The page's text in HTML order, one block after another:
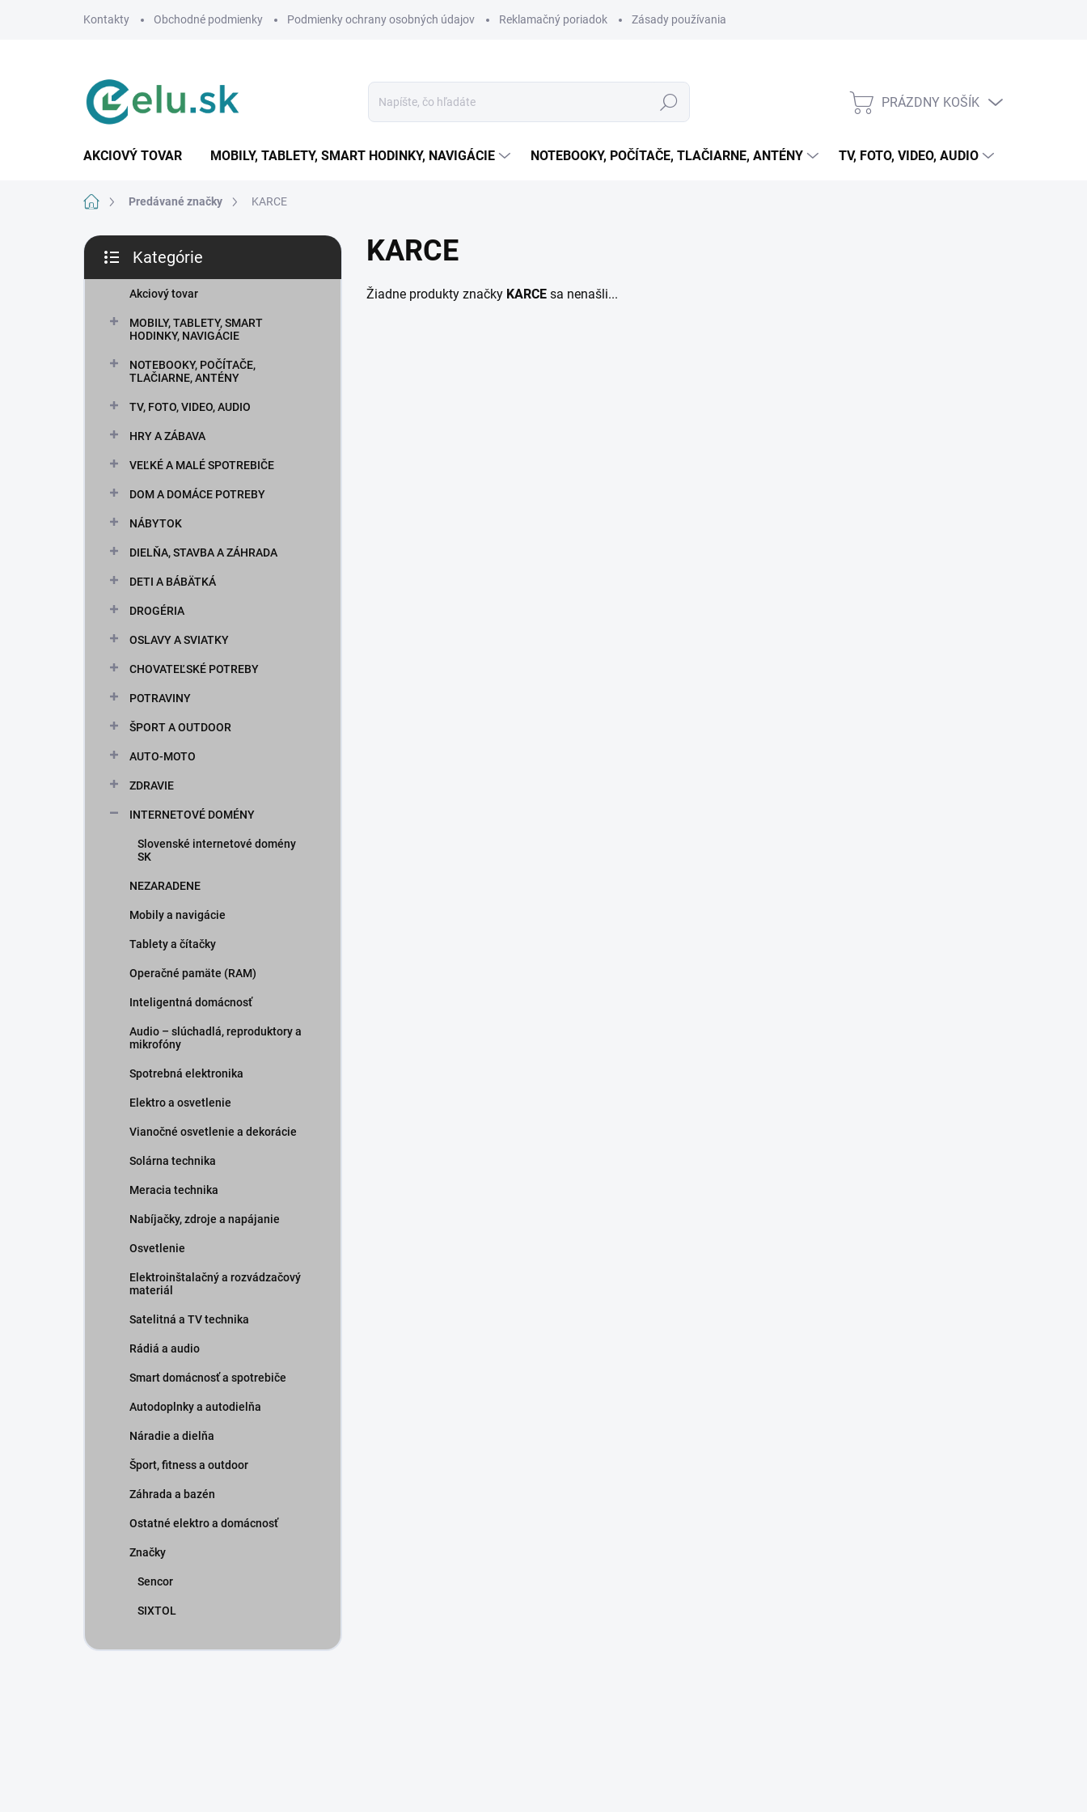
Kontakty Obchodné podmienky Podmienky ochrany osobných údajov Reklamačný poriadok Zásady používania cookies
Hľadať
NÁKUPNÝ
PRÁZDNY KOŠÍK
AKCIOVÝ TOVAR MOBILY, TABLETY, SMART HODINKY, NAVIGÁCIE NOTEBOOKY, POČÍTAČE, TLAČIARNE, ANTÉNY TV, FOTO, VIDEO, AUDIO
DomovPredávané značky KARCE
B
č
kategórie
Kategórie
Akciový tovar
MOBILY, TABLETY, SMART
HODINKY, NAVIGÁCIE
NOTEBOOKY, POČÍTAČE,
TLAČIARNE, ANTÉNY
TV, FOTO, VIDEO, AUDIO
HRY A ZÁBAVA
VEĽKÉ A MALÉ SPOTREBIČE
DOM A DOMÁCE POTREBY
NÁBYTOK
DIELŇA, STAVBA A ZÁHRADA
DETI A BÁBÄTKÁ
DROGÉRIA
OSLAVY A SVIATKY
CHOVATEĽSKÉ POTREBY
POTRAVINY
ŠPORT A OUTDOOR
AUTO-MOTO
ZDRAVIE
INTERNETOVÉ DOMÉNY
Slovenské internetové domény
SK
NEZARADENE
Mobily a navigácie
Tablety a čítačky
Operačné pamäte (RAM)
Inteligentná domácnosť
Audio – slúchadlá, reproduktory a
mikrofóny
Spotrebná elektronika
Elektro a osvetlenie
Vianočné osvetlenie a dekorácie
Solárna technika
Meracia technika
Nabíjačky, zdroje a napájanie
Osvetlenie
Elektroinštalačný a rozvádzačový
materiál
Satelitná a TV technika
Rádiá a audio
Smart domácnosť a spotrebiče
Autodoplnky a autodielňa
Náradie a dielňa
Šport, fitness a outdoor
Záhrada a bazén
Ostatné elektro a domácnosť
Značky
Sencor
SIXTOL
KARCE
Žiadne produkty značky KARCE sa nenašli...